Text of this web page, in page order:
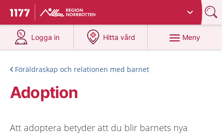
Till startsidan för 1177
Du har valt region
Logga in
på 1177.se
Hitta vård
på 1177.se
Meny
Föräldraskap och relationen med barnet
Adoption
Att adoptera betyder att du blir barnets nya